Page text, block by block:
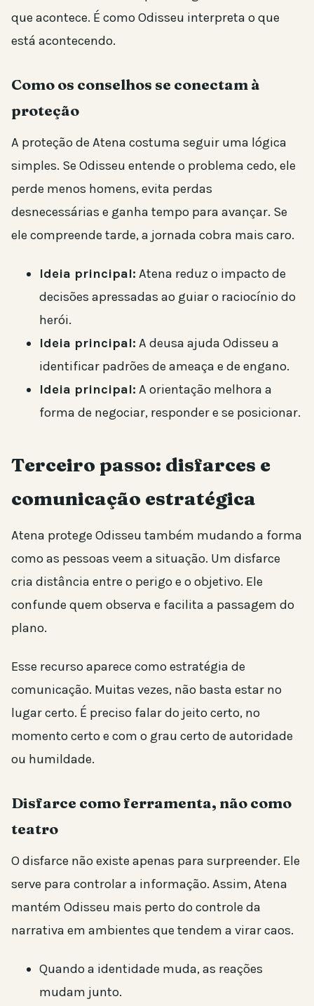
que acontece. É como Odisseu interpreta o que
está acontecendo.
Como os conselhos se conectam à
proteção
A proteção de Atena costuma seguir uma lógica
simples. Se Odisseu entende o problema cedo, ele
perde menos homens, evita perdas
desnecessárias e ganha tempo para avançar. Se
ele compreende tarde, a jornada cobra mais caro.
Ideia principal: Atena reduz o impacto de
decisões apressadas ao guiar o raciocínio do
herói.
Ideia principal: A deusa ajuda Odisseu a
identificar padrões de ameaça e de engano.
Ideia principal: A orientação melhora a
forma de negociar, responder e se posicionar.
Terceiro passo: disfarces e
comunicação estratégica
Atena protege Odisseu também mudando a forma
como as pessoas veem a situação. Um disfarce
cria distância entre o perigo e o objetivo. Ele
confunde quem observa e facilita a passagem do
plano.
Esse recurso aparece como estratégia de
comunicação. Muitas vezes, não basta estar no
lugar certo. É preciso falar do jeito certo, no
momento certo e com o grau certo de autoridade
ou humildade.
Disfarce como ferramenta, não como
teatro
O disfarce não existe apenas para surpreender. Ele
serve para controlar a informação. Assim, Atena
mantém Odisseu mais perto do controle da
narrativa em ambientes que tendem a virar caos.
Quando a identidade muda, as reações
mudam junto.